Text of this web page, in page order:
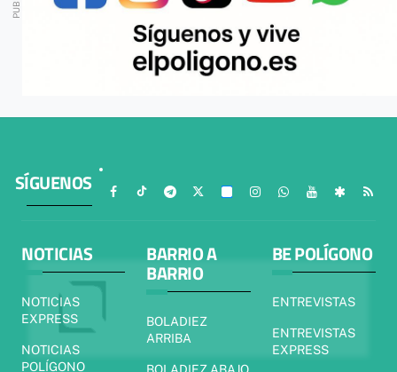
SÍGUENOS
NOTICIAS
NOTICIAS
EXPRESS
NOTICIAS
POLÍGONO
BARRIO A
BARRIO
BOLADIEZ
ARRIBA
BOLADIEZ ABAJO
BE POLÍGONO
ENTREVISTAS
ENTREVISTAS
EXPRESS